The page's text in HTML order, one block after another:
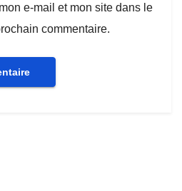
e-mail et mon site dans le
commentaire.